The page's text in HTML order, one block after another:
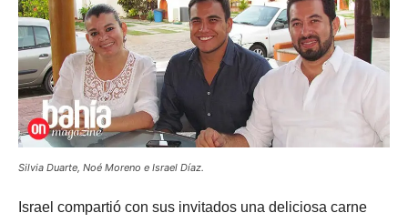
Silvia Duarte, Noé Moreno e Israel Díaz.
Israel compartió con sus invitados una deliciosa carne